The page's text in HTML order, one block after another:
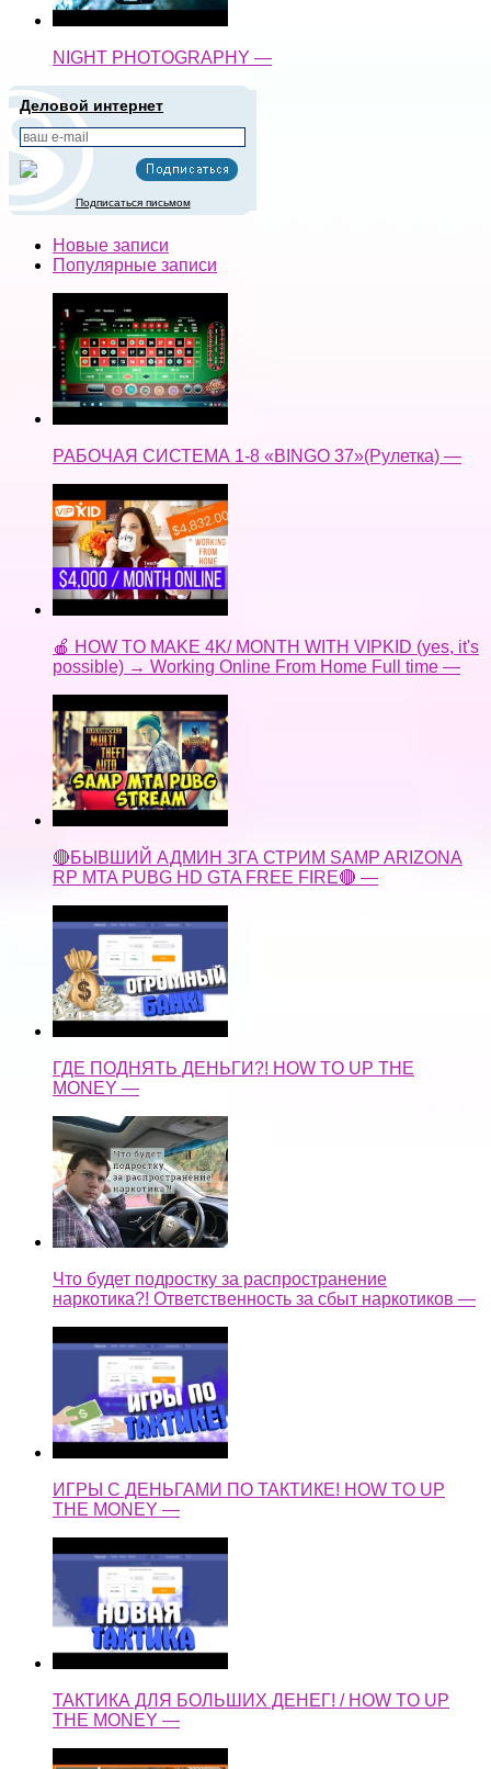
NIGHT PHOTOGRAPHY —
Деловой интернет
Подписаться письмом
Новые записи
Популярные записи
РАБОЧАЯ СИСТЕМА 1-8 «BINGO 37»(Рулетка) —
🍎 HOW TO MAKE 4K/ MONTH WITH VIPKID (yes, it's
possible) → Working Online From Home Full time —
🔴БЫВШИЙ АДМИН ЗГА СТРИМ SAMP ARIZONA
RP MTA PUBG HD GTA FREE FIRE🔴 —
ГДЕ ПОДНЯТЬ ДЕНЬГИ?! HOW TO UP THE
MONEY —
Что будет подростку за распространение
наркотика?! Ответственность за сбыт наркотиков —
ИГРЫ С ДЕНЬГАМИ ПО ТАКТИКЕ! HOW TO UP
THE MONEY —
ТАКТИКА ДЛЯ БОЛЬШИХ ДЕНЕГ! / HOW TO UP
THE MONEY —